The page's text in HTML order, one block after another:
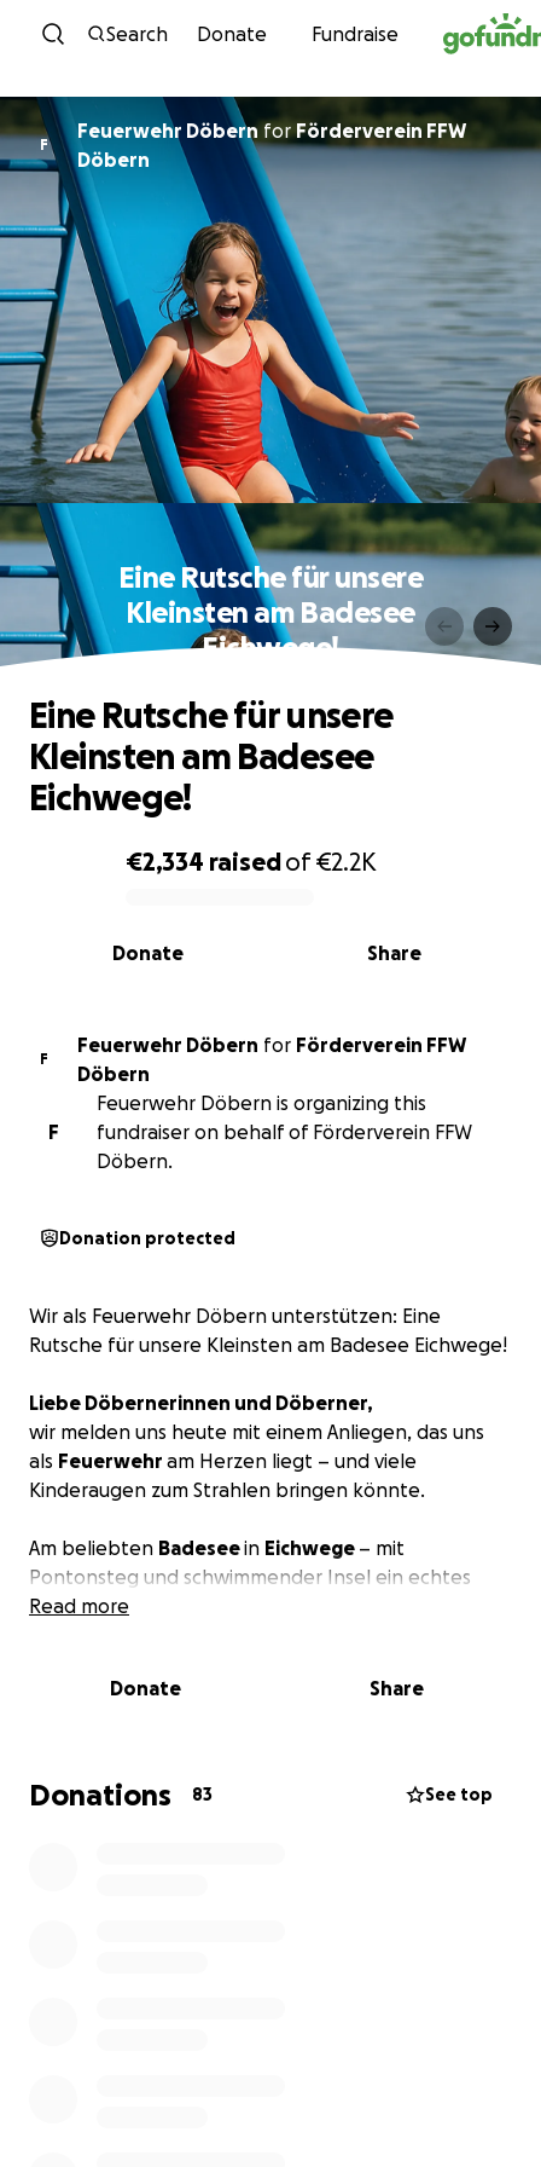
Skip to content
Search Donate Fundraise
F
Feuerwehr Döbern forFörderverein FFW
Döbern
Eine Rutsche für unsere
Kleinsten am Badesee
Eichwege!
0% complete
€2,334 raisedof€2.2K
Share
Donate
Eine Rutsche für unsere
Kleinsten am Badesee
Eichwege!
F
Feuerwehr Döbern for Förderverein FFW
Döbern
F
Feuerwehr Döbern is organizing this
fundraiser on behalf of Förderverein FFW
Döbern.
Donation protected
Wir als Feuerwehr Döbern unterstützen: Eine
Rutsche für unsere Kleinsten am Badesee Eichwege!
Liebe Döbernerinnen und Döberner,
wir melden uns heute mit einem Anliegen, das uns
als Feuerwehr am Herzen liegt – und viele
Kinderaugen zum Strahlen bringen könnte.
Am beliebten Badeseein Eichwege – mit
Pontonsteg und schwimmender Insel ein echtes
Sommer-Highlight – fehlt es an einem wichtigen
schwimmen können. Für
Kinder unter 5 Jahren
Übrigens: Früher gab es dort mal eine Rutsche – alte
Read more
Donate Share
Donations 83 See top